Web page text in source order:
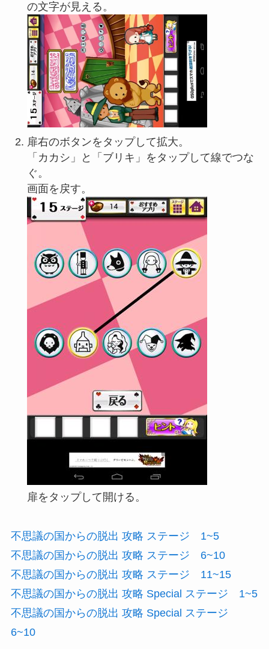
の文字が見える。
扉右のボタンをタップして拡大。
「カカシ」と「ブリキ」をタップして線でつな
ぐ。
画面を戻す。
扉をタップして開ける。
不思議の国からの脱出 攻略 ステージ 1~5
不思議の国からの脱出 攻略 ステージ 6~10
不思議の国からの脱出 攻略 ステージ 11~15
不思議の国からの脱出 攻略 Special ステージ 1~5
不思議の国からの脱出 攻略 Special ステージ
6~10